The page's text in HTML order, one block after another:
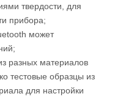
твердости, для
прибора;
может
разных материалов
тестовые образцы из
для настройки